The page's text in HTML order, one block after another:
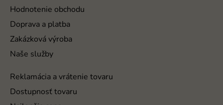
Hodnotenie obchodu
Doprava a platba
Zakázková výroba
Naše služby
Reklamácia a vrátenie tovaru
Dostupnosť tovaru